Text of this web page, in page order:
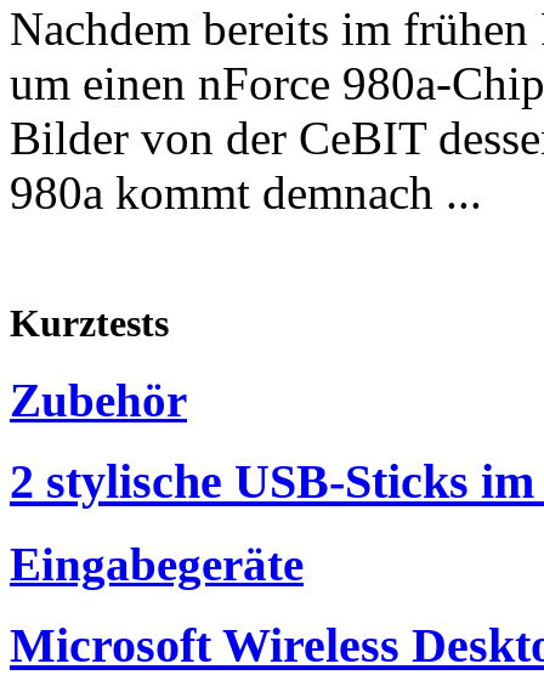
Nachdem bereits im frühen
um einen nForce 980a-
Bilder von der CeBIT
980a kommt demnach ...
Kurztests
Zubehör
2 stylische USB-Sticks im
Eingabegeräte
Microsoft Wireless